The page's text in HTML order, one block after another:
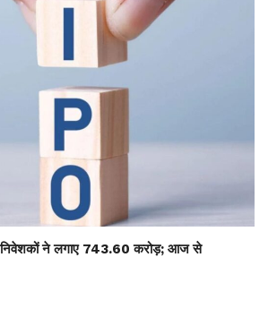
निवेशकों ने लगाए 743.60 करोड़; आज से